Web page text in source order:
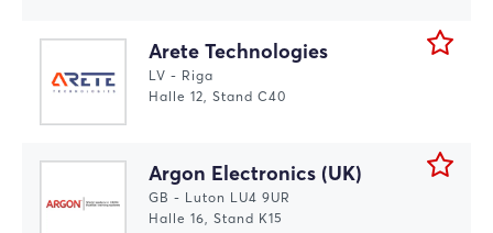
Arete Technologies
LV - Riga
Halle 12, Stand C40
Argon Electronics (UK)
GB - Luton LU4 9UR
Halle 16, Stand K15